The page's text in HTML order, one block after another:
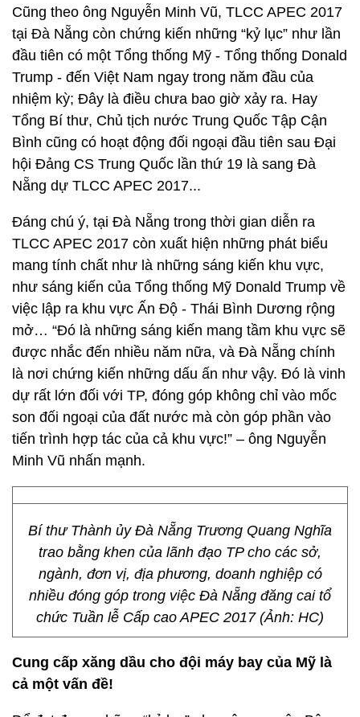
Cũng theo ông Nguyễn Minh Vũ, TLCC APEC 2017
tại Đà Nẵng còn chứng kiến những “kỷ lục” như lần
đầu tiên có một Tổng thống Mỹ - Tổng thống Donald
Trump - đến Việt Nam ngay trong năm đầu của
nhiệm kỳ; Đây là điều chưa bao giờ xảy ra. Hay
Tổng Bí thư, Chủ tịch nước Trung Quốc Tập Cận
Bình cũng có hoạt động đối ngoại đầu tiên sau Đại
hội Đảng CS Trung Quốc lần thứ 19 là sang Đà
Nẵng dự TLCC APEC 2017...
Đáng chú ý, tại Đà Nẵng trong thời gian diễn ra
TLCC APEC 2017 còn xuất hiện những phát biểu
mang tính chất như là những sáng kiến khu vực,
như sáng kiến của Tổng thống Mỹ Donald Trump về
việc lập ra khu vực Ấn Độ - Thái Bình Dương rộng
mở… “Đó là những sáng kiến mang tầm khu vực sẽ
được nhắc đến nhiều năm nữa, và Đà Nẵng chính
là nơi chứng kiến những dấu ấn như vậy. Đó là vinh
dự rất lớn đối với TP, đóng góp không chỉ vào mốc
son đối ngoại của đất nước mà còn góp phần vào
tiến trình hợp tác của cả khu vực!” – ông Nguyễn
Minh Vũ nhấn mạnh.
Bí thư Thành ủy Đà Nẵng Trương Quang Nghĩa
trao bằng khen của lãnh đạo TP cho các sở,
ngành, đơn vị, địa phương, doanh nghiệp có
nhiều đóng góp trong việc Đà Nẵng đăng cai tổ
chức Tuần lễ Cấp cao APEC 2017 (Ảnh: HC)
Cung cấp xăng dầu cho đội máy bay của Mỹ là
cả một vấn đề!